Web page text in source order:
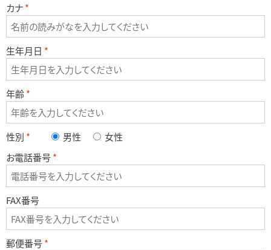
カナ
生年月日
年齢
性別 男性
女性
お電話番号
FAX番号
郵便番号